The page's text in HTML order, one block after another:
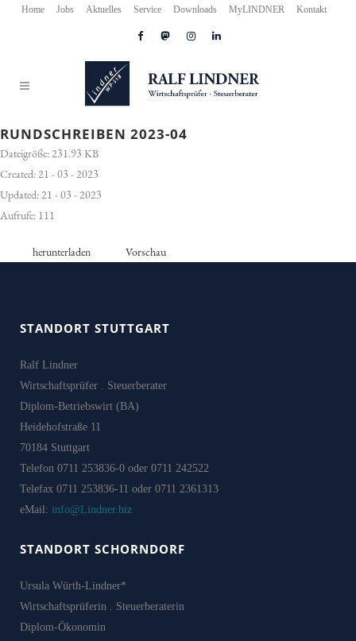
Home Jobs Aktuelles Service Downloads MyLINDNER Kontakt
RUNDSCHREIBEN 2023-04
Dateigröße: 231.93 KB
Created: 21 - 03 - 2023
Updated: 21 - 03 - 2023
Aufrufe: 111
herunterladen Vorschau
STANDORT STUTTGART
Ralf Lindner
Wirtschaftsprüfer . Steuerberater
Diplom-Betriebswirt (BA)
Heidehofstraße 11
70184 Stuttgart
Telefon 0711 253836-0 oder 0711 242522
Telefax 0711 253836-11 oder 0711 2361313
eMail: info@Lindner.biz
STANDORT SCHORNDORF
Ursula Würth-Lindner*
Wirtschaftsprüferin . Steuerberaterin
Diplom-Ökonomin